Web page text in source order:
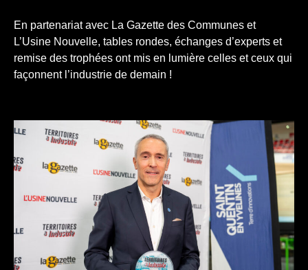
En partenariat avec La Gazette des Communes et
L’Usine Nouvelle, tables rondes, échanges d’experts et
remise des trophées ont mis en lumière celles et ceux qui
façonnent l’industrie de demain !